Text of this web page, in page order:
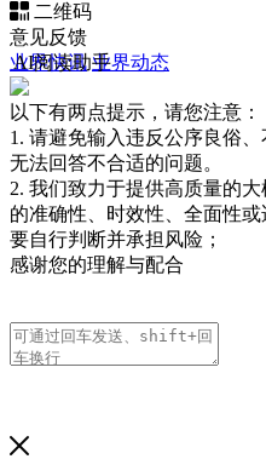
二维码
意见反馈
业界快讯 业界动态
AI阅读助手
以下有两点提示，请您注意：
1. 请避免输入违反公序良俗
无法回答不合适的问题。
2. 我们致力于提供高质量的
的准确性、时效性、全面性
要自行判断并承担风险；
感谢您的理解与配合